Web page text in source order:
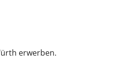
erwerben.